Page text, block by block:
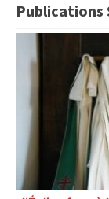
Publications